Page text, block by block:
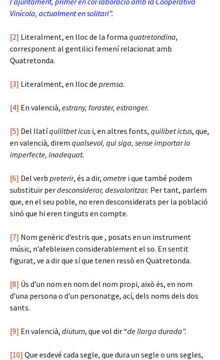
Vinícola, actualment en solitari”.
[2] Literalment, en lloc de la forma quatretondina,
corresponent al gentilici femení relacionat amb
Quatretonda.
[3] Literalment, en lloc de premsa.
[4] En valencià, estrany, foraster, estranger.
[5] Del llatíquilitbet icus i, en altres fonts, quilibet ictus, que,
en valencià, direm qualsevol, qui siga, sense importar lo
imperfecte, inadequat.
[6] Del verb preterir, és a dir, ometre i que també podem
substituir perdesconsiderar, desvaloritzar. Per tant, parlem
que, en el seu poble, no eren desconsiderats per la població
sinó que hi eren tinguts en compte.
[7] Nom genèric d’estris que , posats en un instrument
músic, n’afebleixen considerablement el so. En sentit
figurat, ve a dir que sí que tenen ressò en Quatretonda.
[8] Ús d’un nom en nom del nom propi, això és, en nom
d’una persona o d’un personatge, ací, dels noms dels dos
sants.
[9] En valencià, diüturn, que vol dir “de llarga durada”.
[10] Que esdevé cada segle, que dura un segle o uns segles,